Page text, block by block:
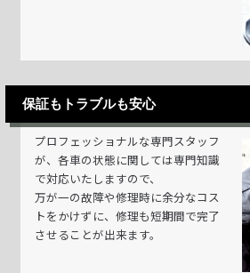
保証もトラブルも安心
プロフェッショナルな専門スタッフ
が、各車の状態に関しては専門知識
で対応いたしますので、
万が一の故障や修理時に余分なコス
トをかけずに、修理も短期間で完了
させることが出来ます。